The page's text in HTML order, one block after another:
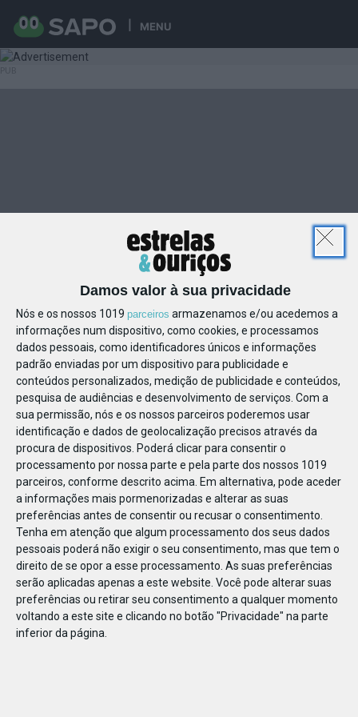
MENU
Damos valor à sua privacidade
Nós e os nossos 1019 parceiros armazenamos e/ou acedemos a
informações num dispositivo, como cookies, e processamos
dados pessoais, como identificadores únicos e informações
padrão enviadas por um dispositivo para publicidade e
conteúdos personalizados, medição de publicidade e conteúdos,
pesquisa de audiências e desenvolvimento de serviços. Com a
sua permissão, nós e os nossos parceiros poderemos usar
identificação e dados de geolocalização precisos através da
procura de dispositivos. Poderá clicar para consentir o
processamento por nossa parte e pela parte dos nossos 1019
parceiros, conforme descrito acima. Em alternativa, pode aceder
a informações mais pormenorizadas e alterar as suas
preferências antes de consentir ou recusar o consentimento.
Tenha em atenção que algum processamento dos seus dados
pessoais poderá não exigir o seu consentimento, mas que tem o
direito de se opor a esse processamento. As suas preferências
serão aplicadas apenas a este website. Você pode alterar suas
preferências ou retirar seu consentimento a qualquer momento
voltando a este site e clicando no botão "Privacidade" na parte
inferior da página.
118377212127166